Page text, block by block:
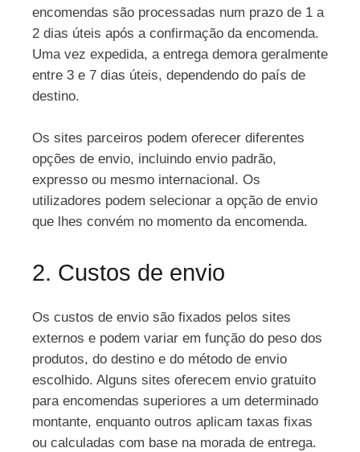
encomendas são processadas num prazo de 1 a
2 dias úteis após a confirmação da encomenda.
Uma vez expedida, a entrega demora geralmente
entre 3 e 7 dias úteis, dependendo do país de
destino.
Os sites parceiros podem oferecer diferentes
opções de envio, incluindo envio padrão,
expresso ou mesmo internacional. Os
utilizadores podem selecionar a opção de envio
que lhes convém no momento da encomenda.
2. Custos de envio
Os custos de envio são fixados pelos sites
externos e podem variar em função do peso dos
produtos, do destino e do método de envio
escolhido. Alguns sites oferecem envio gratuito
para encomendas superiores a um determinado
montante, enquanto outros aplicam taxas fixas
ou calculadas com base na morada de entrega.